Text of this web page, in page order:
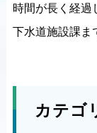
時間が長く経過
下水道施設課ま
カテゴ